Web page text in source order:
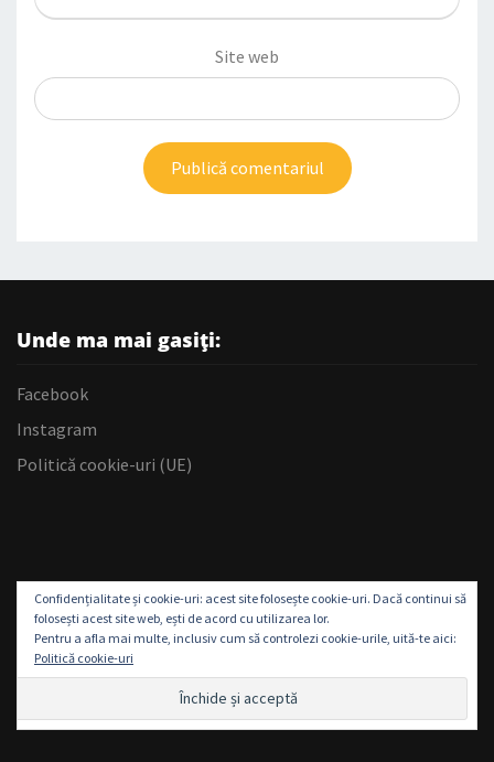
Site web
Unde ma mai gasiți:
Facebook
Instagram
Politică cookie-uri (UE)
Confidențialitate și cookie-uri: acest site folosește cookie-uri. Dacă continui să
folosești acest site web, ești de acord cu utilizarea lor.
Pentru a afla mai multe, inclusiv cum să controlezi cookie-urile, uită-te aici:
Politică cookie-uri